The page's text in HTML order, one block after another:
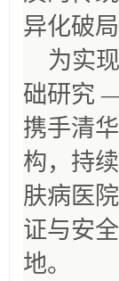
异化破
为实
础研究
携手清
构，持
肤病医
证与安
地。